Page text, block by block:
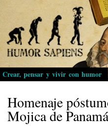
Crear, pensar y vivir con humor
Homenaje
Mojica de Panamá